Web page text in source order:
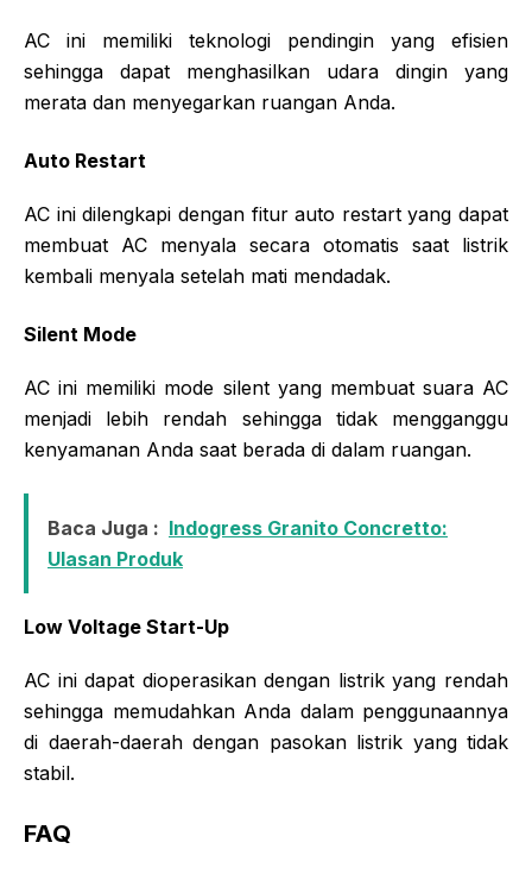
AC ini memiliki teknologi pendingin yang efisien
sehingga dapat menghasilkan udara dingin yang
merata dan menyegarkan ruangan Anda.
Auto Restart
AC ini dilengkapi dengan fitur auto restart yang dapat
membuat AC menyala secara otomatis saat listrik
kembali menyala setelah mati mendadak.
Silent Mode
AC ini memiliki mode silent yang membuat suara AC
menjadi lebih rendah sehingga tidak mengganggu
kenyamanan Anda saat berada di dalam ruangan.
Baca Juga : Indogress Granito Concretto:
Ulasan Produk
Low Voltage Start-Up
AC ini dapat dioperasikan dengan listrik yang rendah
sehingga memudahkan Anda dalam penggunaannya
di daerah-daerah dengan pasokan listrik yang tidak
stabil.
FAQ